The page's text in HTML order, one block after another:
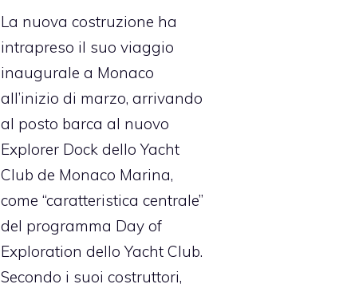
La nuova costruzione ha
intrapreso il suo viaggio
inaugurale a Monaco
all’inizio di marzo, arrivando
al posto barca al nuovo
Explorer Dock dello Yacht
Club de Monaco Marina,
come “caratteristica centrale”
del programma Day of
Exploration dello Yacht Club.
Secondo i suoi costruttori,